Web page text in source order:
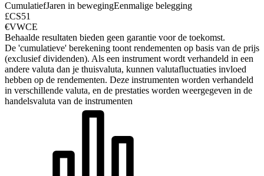
CumulatiefJaren in bewegingEenmalige belegging
£CS51
€VWCE
Behaalde resultaten bieden geen garantie voor de toekomst.
De 'cumulatieve' berekening toont rendementen op basis van de prijs
(exclusief dividenden). Als een instrument wordt verhandeld in een
andere valuta dan je thuisvaluta, kunnen valutafluctuaties invloed
hebben op de rendementen. Deze instrumenten worden verhandeld
in verschillende valuta, en de prestaties worden weergegeven in de
handelsvaluta van de instrumenten